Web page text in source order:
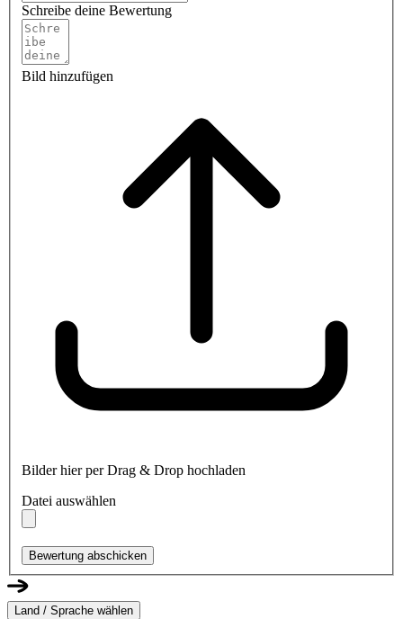
Schreibe deine Bewertung
Bild hinzufügen
Bilder hier per Drag & Drop hochladen
Datei auswählen
Bewertung abschicken
Land / Sprache wählen